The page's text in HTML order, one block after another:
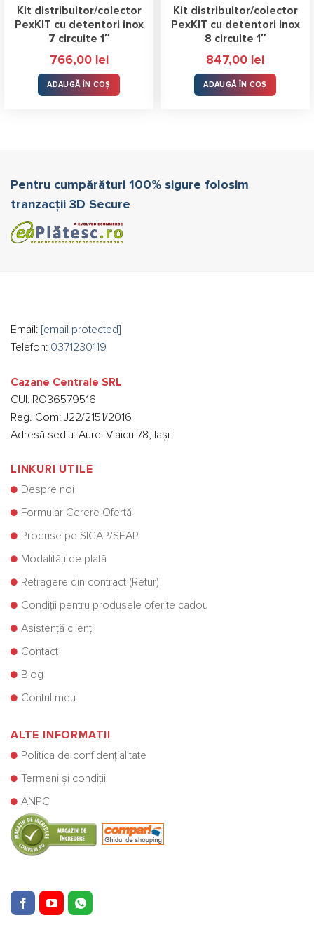
Kit distribuitor/colector
PexKIT cu detentori inox
7 circuite 1″
766,00 lei
ADAUGĂ ÎN COȘ
Kit distribuitor/colector
PexKIT cu detentori inox
8 circuite 1″
847,00 lei
ADAUGĂ ÎN COȘ
Pentru cumpărături 100% sigure folosim
tranzacții 3D Secure
Email: [email protected]
Telefon: 0371230119
Cazane Centrale SRL
CUI: RO36579516
Reg. Com: J22/2151/2016
Adresă sediu: Aurel Vlaicu 78, Iași
LINKURI UTILE
Despre noi
Formular Cerere Ofertă
Produse pe SICAP/SEAP
Modalități de plată
Retragere din contract (Retur)
Condiții pentru produsele oferite cadou
Asistență clienți
Contact
Blog
Contul meu
ALTE INFORMATII
Politica de confidențialitate
Termeni și condiții
ANPC